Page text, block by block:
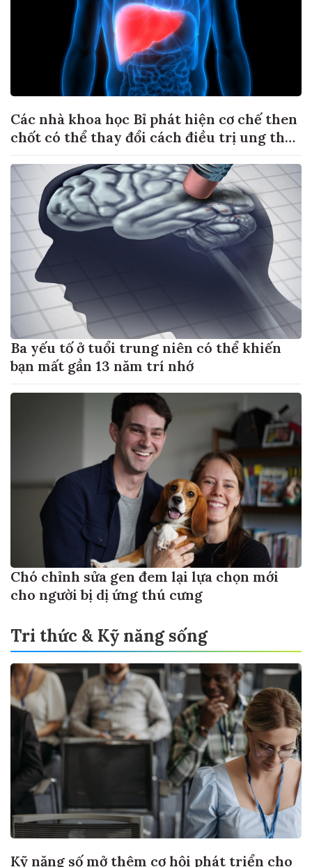
Các nhà khoa học Bỉ phát hiện cơ chế then
chốt có thể thay đổi cách điều trị ung thư
Ba yếu tố ở tuổi trung niên có thể khiến
bạn mất gần 13 năm trí nhớ
Chó chỉnh sửa gen đem lại lựa chọn mới
cho người bị dị ứng thú cưng
Tri thức & Kỹ năng sống
Kỹ năng số mở thêm cơ hội phát triển cho